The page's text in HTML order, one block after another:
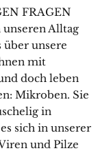
FRAGEN
Alltag
unsere
mit
doch leben
Mikroben. Sie
in
sich in unserer
und Pilze